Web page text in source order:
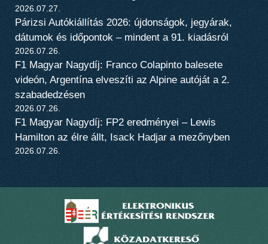
2026.07.27.
Párizsi Autókiállítás 2026: újdonságok, jegyárak,
dátumok és időpontok – mindent a 91. kiadásról
2026.07.26.
F1 Magyar Nagydíj: Franco Colapinto balesete
videón, Argentína elveszíti az Alpine autóját a 2.
szabadedzésen
2026.07.26.
F1 Magyar Nagydíj: FP2 eredményei – Lewis
Hamilton az élre állt, Isack Hadjar a mezőnyben
2026.07.26.